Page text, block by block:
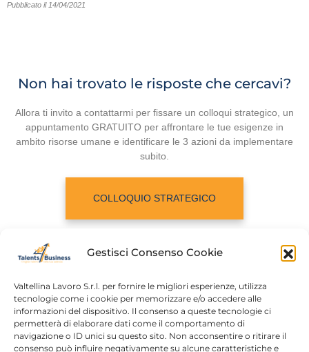
Gestisci Consenso Cookie
Valtellina Lavoro S.r.l. per fornire le migliori esperienze, utilizza
tecnologie come i cookie per memorizzare e/o accedere alle
informazioni del dispositivo. Il consenso a queste tecnologie ci
permetterà di elaborare dati come il comportamento di
navigazione o ID unici su questo sito. Non acconsentire o ritirare il
consenso può influire negativamente su alcune caratteristiche e
Pubblicato il 14/04/2021
Non hai trovato le risposte che cercavi?
Allora ti invito a contattarmi per fissare un colloqui strategico, un
appuntamento GRATUITO per affrontare le tue esigenze in
ambito risorse umane e identificare le 3 azioni da implementare
subito.
COLLOQUIO STRATEGICO
Home
Login
Chi siamo
Conosciamoci